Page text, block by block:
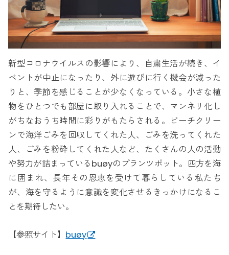
新型コロナウイルスの影響により、自粛生活が続き、イ
ベントが中止になったり、外に遊びに行く機会が減った
りと、季節を感じることが少なくなっている。小さな植
物をひとつでも部屋に取り入れることで、マンネリ化し
がちなおうち時間に彩りがもたらされる。ビーチクリー
ンで海洋ごみを回収してくれた人、ごみを洗ってくれた
人、ごみを粉砕してくれた人など、たくさんの人の活動
や努力が詰まっているbuøyのプランツポット。四方を海
に囲まれ、長年その恩恵を受けて暮らしている私たち
が、海を守るように意識を変化させるきっかけになるこ
とを期待したい。
【参照サイト】 buøy